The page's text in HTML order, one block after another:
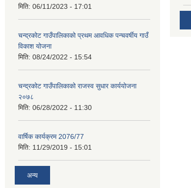
मिति: 06/11/2023 - 17:01
चन्द्रकोट गाउँपालिकाको प्रथम आवधिक पन्चवर्षीय गाउँ
विकाश योजना
मिति: 08/24/2022 - 15:54
चन्द्रकोट गाउँपालिकाको राजस्व सुधार कार्ययोजना
२०७८
मिति: 06/28/2022 - 11:30
वार्षिक कार्यक्रम 2076/77
मिति: 11/29/2019 - 15:01
अन्य